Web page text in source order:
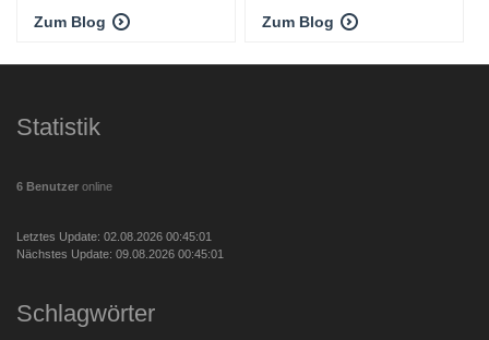
Zum Blog Zum Blog
Statistik
6 Benutzer online
Letztes Update: 02.08.2026 00:45:01
Nächstes Update: 09.08.2026 00:45:01
Schlagwörter